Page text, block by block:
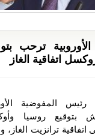
الأوروبية ترحب
اتفاقية الغاز
المفوضية
بتوقيع روسيا
اتفاقية ترانزيت الغاز،